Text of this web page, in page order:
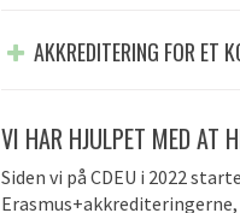
AKKREDITERING FOR ET
VI HAR HJULPET MED AT
Siden vi på CDEU i 2022